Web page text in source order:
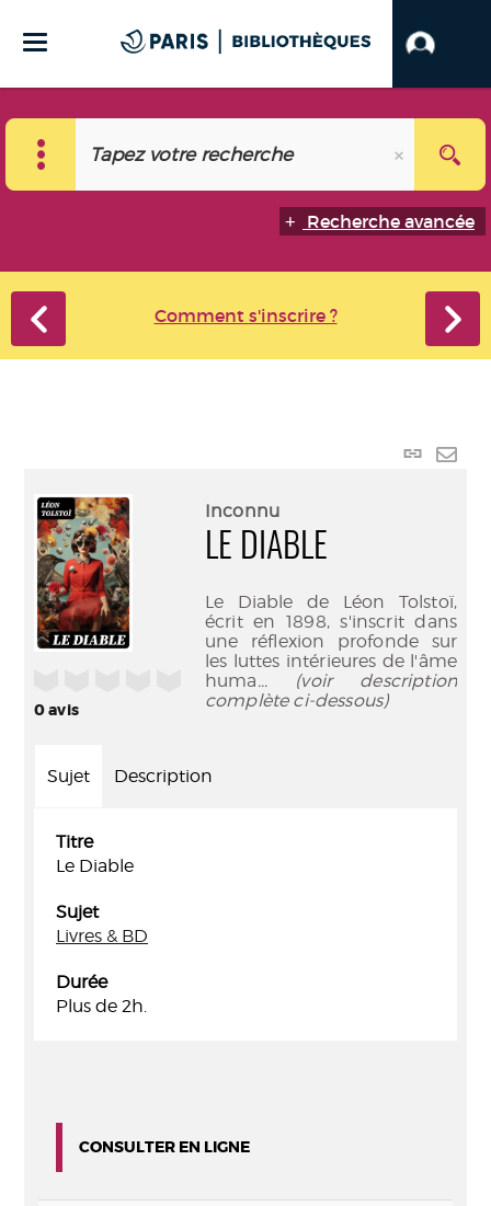
Recherche avancée
Comment s'inscrire ?
Lien
0avis
Inconnu
LE DIABLE
Le Diable de Léon Tolstoï,
écrit en 1898, s'inscrit dans
une réflexion profonde sur
les luttes intérieures de l'âme
huma... (voir description
complète ci-dessous)
Sujet Description
Titre
Le Diable
Sujet
Livres & BD
Durée
Plus de 2h.
CONSULTER EN LIGNE